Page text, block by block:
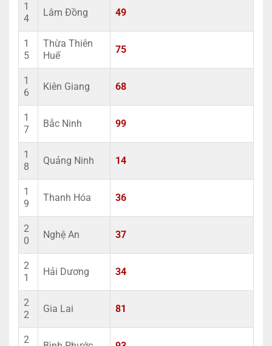
1
4
Lâm Đồng 49
1
5
Thừa Thiên
Huế
75
1
6
Kiên Giang 68
1
7
Bắc Ninh 99
1
8
Quảng Ninh 14
1
9
Thanh Hóa 36
2
0
Nghệ An 37
2
1
Hải Dương 34
2
2
Gia Lai 81
2